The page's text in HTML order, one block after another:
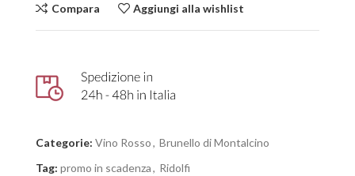
Compara Aggiungi alla wishlist
Categorie: Vino Rosso, Brunello di Montalcino
Tag: promo in scadenza, Ridolfi